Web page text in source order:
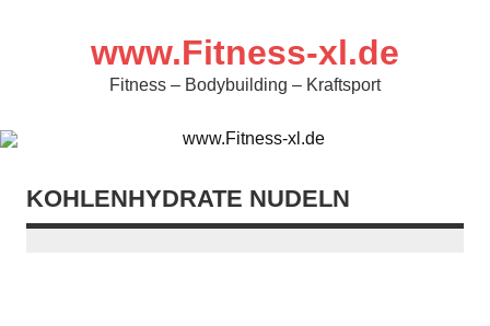
www.Fitness-xl.de
Fitness – Bodybuilding – Kraftsport
KOHLENHYDRATE NUDELN